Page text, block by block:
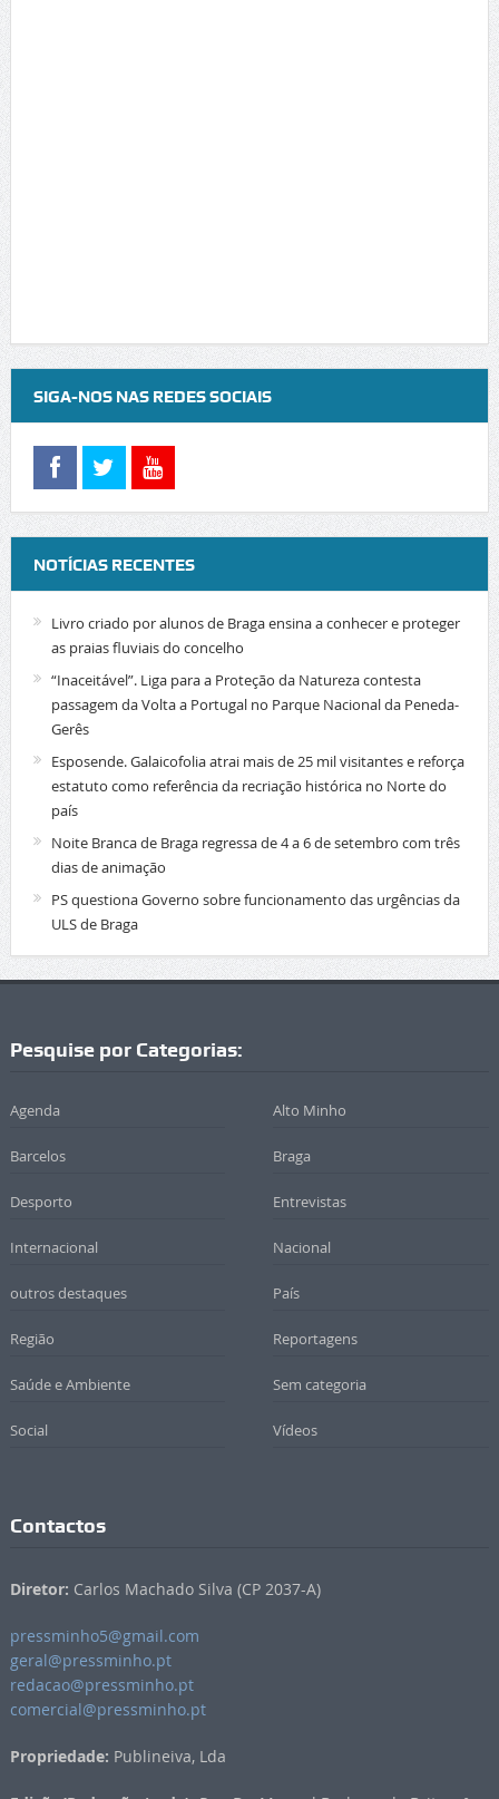
SIGA-NOS NAS REDES SOCIAIS
NOTÍCIAS RECENTES
Livro criado por alunos de Braga ensina a conhecer e proteger
as praias fluviais do concelho
“Inaceitável”. Liga para a Proteção da Natureza contesta
passagem da Volta a Portugal no Parque Nacional da Peneda-
Gerês
Esposende. Galaicofolia atrai mais de 25 mil visitantes e reforça
estatuto como referência da recriação histórica no Norte do
país
Noite Branca de Braga regressa de 4 a 6 de setembro com três
dias de animação
PS questiona Governo sobre funcionamento das urgências da
ULS de Braga
Pesquise por Categorias:
Agenda Alto Minho
Barcelos Braga
Desporto Entrevistas
Internacional Nacional
outros destaques País
Região Reportagens
Saúde e Ambiente Sem categoria
Social Vídeos
Contactos
Diretor: Carlos Machado Silva (CP 2037-A)
pressminho5@gmail.com
geral@pressminho.pt
redacao@pressminho.pt
comercial@pressminho.pt
Propriedade: Publineiva, Lda